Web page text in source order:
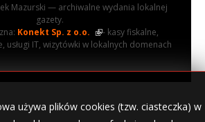
używa plików cookies (tzw. ciasteczka) w
Mazurski — archiwalne wydania lokalnej
gazety.
Konekt Sp. z o.o.
- kasy fiskalne,
usługi IT, wizytówki w lokalnych domenach